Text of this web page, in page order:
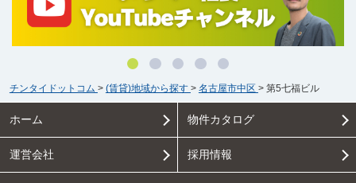
チンタイドットコム > (賃貸)地域から探す > 名古屋市中区 > 第5七福ビル
ホーム 物件カタログ
運営会社 採用情報